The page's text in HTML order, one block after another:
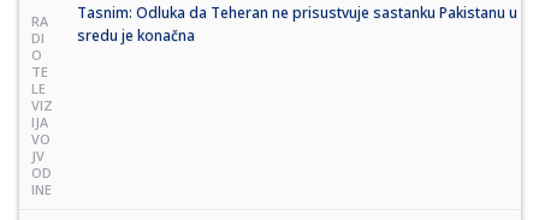
RA
DI
O
TE
LE
VIZ
IJA
VO
JV
OD
INE
Tasnim: Odluka da Teheran ne prisustvuje sastanku Pakistanu u
sredu je konačna